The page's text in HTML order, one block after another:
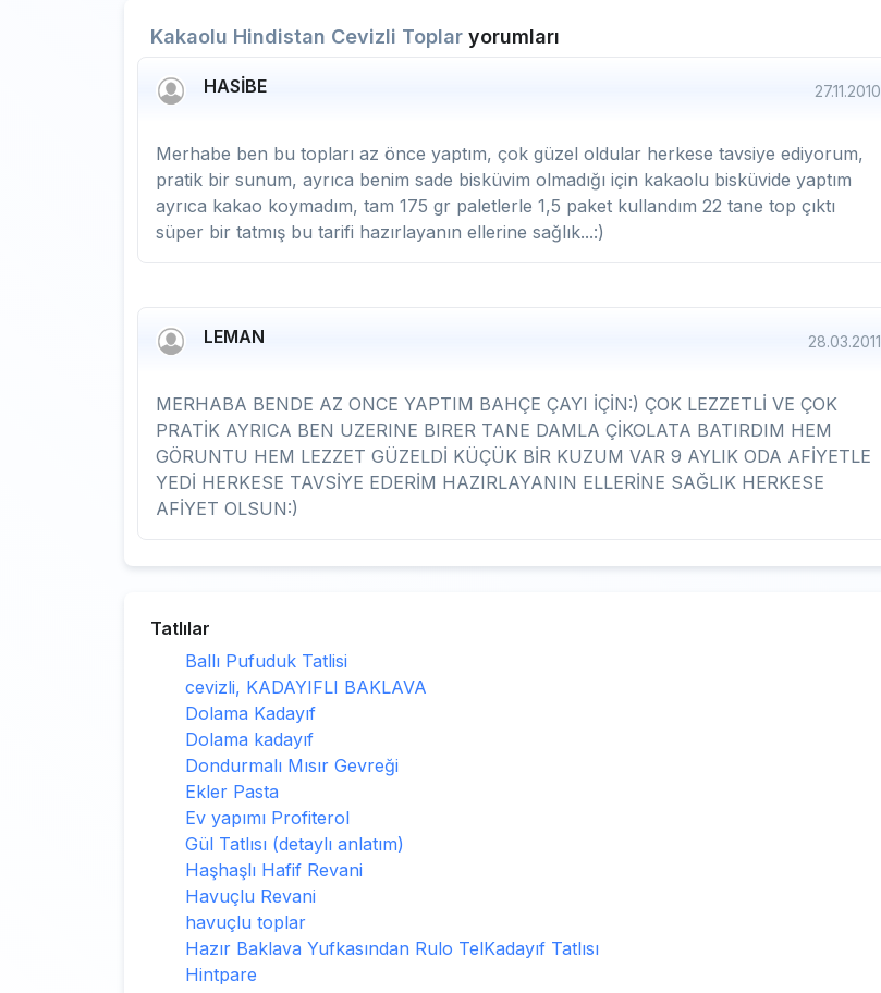
Kakaolu Hindistan Cevizli Toplar yorumları
HASİBE 27.11.2010
Merhabe ben bu topları az önce yaptım, çok güzel oldular herkese tavsiye ediyorum,
pratik bir sunum, ayrıca benim sade bisküvim olmadığı için kakaolu bisküvide yaptım
ayrıca kakao koymadım, tam 175 gr paletlerle 1,5 paket kullandım 22 tane top çıktı
süper bir tatmış bu tarifi hazırlayanın ellerine sağlık...:)
LEMAN 28.03.2011
MERHABA BENDE AZ ONCE YAPTIM BAHÇE ÇAYI İÇİN:) ÇOK LEZZETLİ VE ÇOK
PRATİK AYRICA BEN UZERINE BIRER TANE DAMLA ÇİKOLATA BATIRDIM HEM
GÖRUNTU HEM LEZZET GÜZELDİ KÜÇÜK BİR KUZUM VAR 9 AYLIK ODA AFİYETLE
YEDİ HERKESE TAVSİYE EDERİM HAZIRLAYANIN ELLERİNE SAĞLIK HERKESE
AFİYET OLSUN:)
Tatlılar
Ballı Pufuduk Tatlisi
cevizli, KADAYIFLI BAKLAVA
Dolama Kadayıf
Dolama kadayıf
Dondurmalı Mısır Gevreği
Ekler Pasta
Ev yapımı Profiterol
Gül Tatlısı (detaylı anlatım)
Haşhaşlı Hafif Revani
Havuçlu Revani
havuçlu toplar
Hazır Baklava Yufkasından Rulo TelKadayıf Tatlısı
Hintpare